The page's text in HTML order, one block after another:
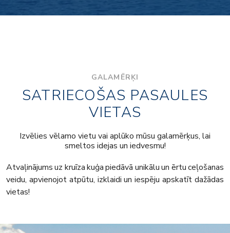
GALAMĒRĶI
SATRIECOŠAS PASAULES
VIETAS
Izvēlies vēlamo vietu vai aplūko mūsu galamērķus, lai
smeltos idejas un iedvesmu!
Atvaļinājums uz kruīza kuģa piedāvā unikālu un ērtu ceļošanas
veidu, apvienojot atpūtu, izklaidi un iespēju apskatīt dažādas
vietas!